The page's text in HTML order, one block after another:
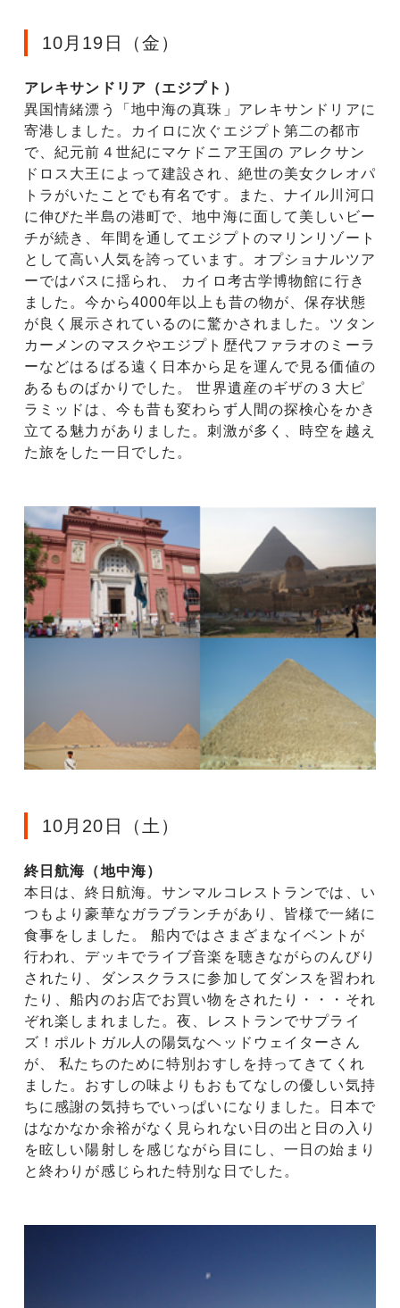
10月19日（金）
アレキサンドリア（エジプト）
異国情緒漂う「地中海の真珠」アレキサンドリアに
寄港しました。カイロに次ぐエジプト第二の都市
で、紀元前４世紀にマケドニア王国の アレクサン
ドロス大王によって建設され、絶世の美女クレオパ
トラがいたことでも有名です。また、ナイル川河口
に伸びた半島の港町で、地中海に面して美しいビー
チが続き、年間を通してエジプトのマリンリゾート
として高い人気を誇っています。オプショナルツア
ーではバスに揺られ、 カイロ考古学博物館に行き
ました。今から4000年以上も昔の物が、保存状態
が良く展示されているのに驚かされました。ツタン
カーメンのマスクやエジプト歴代ファラオのミーラ
ーなどはるばる遠く日本から足を運んで見る価値の
あるものばかりでした。 世界遺産のギザの３大ピ
ラミッドは、今も昔も変わらず人間の探検心をかき
立てる魅力がありました。刺激が多く、時空を越え
た旅をした一日でした。
10月20日（土）
終日航海（地中海）
本日は、終日航海。サンマルコレストランでは、い
つもより豪華なガラブランチがあり、皆様で一緒に
食事をしました。 船内ではさまざまなイベントが
行われ、デッキでライブ音楽を聴きながらのんびり
されたり、ダンスクラスに参加してダンスを習われ
たり、船内のお店でお買い物をされたり・・・それ
ぞれ楽しまれました。夜、レストランでサプライ
ズ！ポルトガル人の陽気なヘッドウェイターさん
が、 私たちのために特別おすしを持ってきてくれ
ました。おすしの味よりもおもてなしの優しい気持
ちに感謝の気持ちでいっぱいになりました。日本で
はなかなか余裕がなく見られない日の出と日の入り
を眩しい陽射しを感じながら目にし、一日の始まり
と終わりが感じられた特別な日でした。